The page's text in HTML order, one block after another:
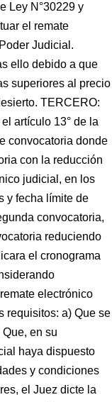
Ley N°30229 y
el remate
Judicial.
ello debido a que
superiores al precio
TERCERO:
artículo 13° de la
convocatoria donde
con la reducción
judicial, en los
y fecha límite de
convocatoria,
reduciendo
el cronograma
electrónico
requisitos: a) Que se
en su
haya dispuesto
y condiciones
el Juez dicte la